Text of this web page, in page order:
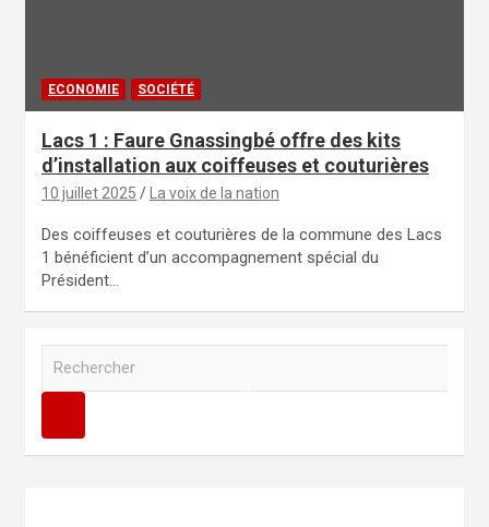
ECONOMIE SOCIÉTÉ
Lacs 1 : Faure Gnassingbé offre des kits
d’installation aux coiffeuses et couturières
10 juillet 2025 La voix de la nation
Des coiffeuses et couturières de la commune des Lacs
1 bénéficient d’un accompagnement spécial du
Président…
c